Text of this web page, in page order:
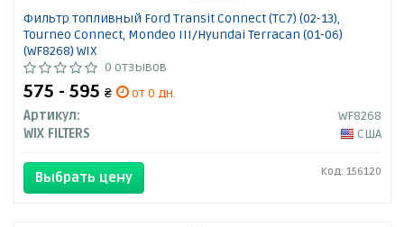
Фильтр топливный Ford Transit Connect (TC7) (02-13),
Tourneo Connect, Mondeo III/Hyundai Terracan (01-06)
(WF8268) WIX
0 отзывов
575 - 595 ₴
от 0 дн.
Артикул:
WF8268
WIX FILTERS
США
Выбрать цену Код: 156120